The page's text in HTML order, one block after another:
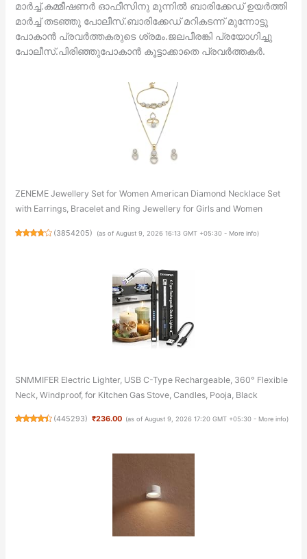
മാർച്ച്.കമ്മീഷണർ ഓഫീസിനു മുന്നിൽ ബാരിക്കേഡ് ഉയർത്തി
മാർച്ച് തടഞ്ഞു പോലീസ്.ബാരിക്കേഡ് മറികടന്ന് മുന്നോട്ടു
പോകാൻ പ്രവർത്തകരുടെ ശ്രമം.ജലപീരങ്കി പ്രയോഗിച്ചു
പോലീസ്.പിരിഞ്ഞുപോകാൻ കൂട്ടാക്കാതെ പ്രവർത്തകർ.
ZENEME Jewellery Set for Women American Diamond Necklace Set
with Earrings, Bracelet and Ring Jewellery for Girls and Women
(3854205) (as of August 9, 2026 16:13 GMT +05:30 - More info)
SNMMIFER Electric Lighter, USB C-Type Rechargeable, 360° Flexible
Neck, Windproof, for Kitchen Gas Stove, Candles, Pooja, Black
(445293) ₹236.00 (as of August 9, 2026 17:20 GMT +05:30 - More info)